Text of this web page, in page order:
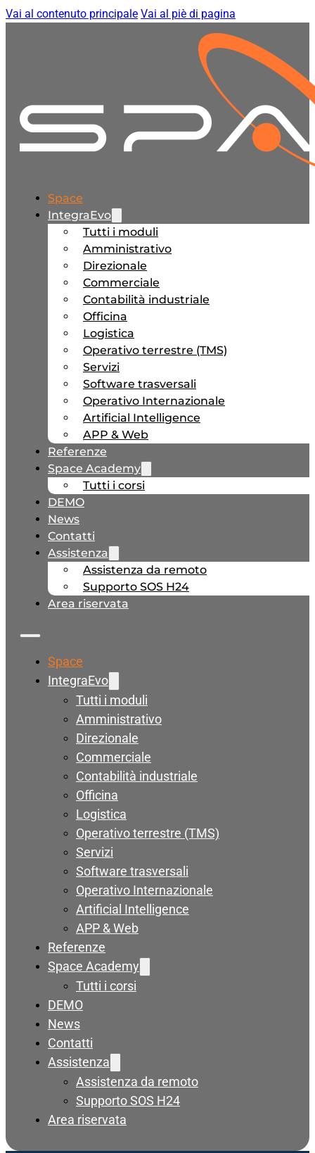
Vai al contenuto principale Vai al piè di pagina
Space
IntegraEvo
Tutti i moduli
Amministrativo
Direzionale
Commerciale
Contabilità industriale
Officina
Logistica
Operativo terrestre (TMS)
Servizi
Software trasversali
Operativo Internazionale
Artificial Intelligence
APP & Web
Referenze
Space Academy
Tutti i corsi
DEMO
News
Contatti
Assistenza
Assistenza da remoto
Supporto SOS H24
Area riservata
Space
IntegraEvo
Tutti i moduli
Amministrativo
Direzionale
Commerciale
Contabilità industriale
Officina
Logistica
Operativo terrestre (TMS)
Servizi
Software trasversali
Operativo Internazionale
Artificial Intelligence
APP & Web
Referenze
Space Academy
Tutti i corsi
DEMO
News
Contatti
Assistenza
Assistenza da remoto
Supporto SOS H24
Area riservata